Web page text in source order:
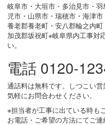
岐阜市・大垣市・多治見市・
児市・山県市・瑞穂市・海津
養老郡養老町・安八郡輪之内
加茂郡坂祝町※岐阜県内工事対
い。
電話 0120-
通話料は無料です。しつこい
気軽にお問合わせください。
※担当者が工事に出ている時も
お電話・ご希望の方法にてご連